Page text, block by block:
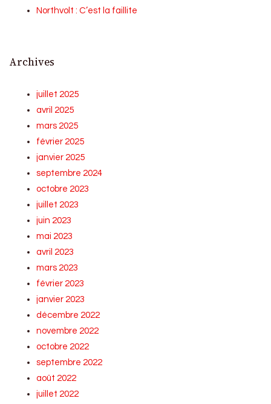
Northvolt : C’est la faillite
Archives
juillet 2025
avril 2025
mars 2025
février 2025
janvier 2025
septembre 2024
octobre 2023
juillet 2023
juin 2023
mai 2023
avril 2023
mars 2023
février 2023
janvier 2023
décembre 2022
novembre 2022
octobre 2022
septembre 2022
août 2022
juillet 2022